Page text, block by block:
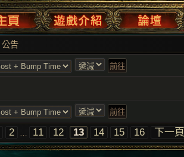
公告
2 … 11 12 13 14 15 16 下一頁